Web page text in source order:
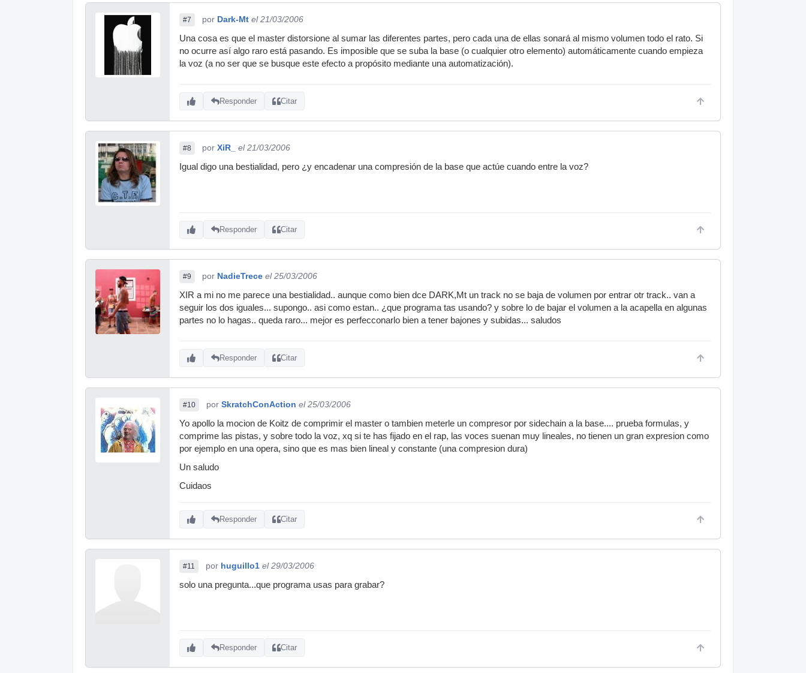
#7 por Dark-Mt el 21/03/2006
Una cosa es que el master distorsione al sumar las diferentes partes, pero cada una de ellas sonará al mismo volumen todo el rato. Si
no ocurre así algo raro está pasando. Es imposible que se suba la base (o cualquier otro elemento) automáticamente cuando empieza
la voz (a no ser que se busque este efecto a propósito mediante una automatización).
Responder Citar
#8 por XiR_
el 21/03/2006
Igual digo una bestialidad, pero ¿y encadenar una compresión de la base que actúe cuando entre la voz?
Responder Citar
#9 por NadieTrece el 25/03/2006
XIR a mi no me parece una bestialidad.. aunque como bien dce DARK,Mt un track no se baja de volumen por entrar otr track.. van a
seguir los dos iguales... supongo.. asi como estan.. ¿que programa tas usando? y sobre lo de bajar el volumen a la acapella en algunas
partes no lo hagas.. queda raro... mejor es perfecconarlo bien a tener bajones y subidas... saludos
Responder Citar
#10 por SkratchConAction el 25/03/2006
Yo apollo la mocion de Koitz de comprimir el master o tambien meterle un compresor por sidechain a la base.... prueba formulas, y
comprime las pistas, y sobre todo la voz, xq si te has fijado en el rap, las voces suenan muy lineales, no tienen un gran expresion como
por ejemplo en una opera, sino que es mas bien lineal y constante (una compresion dura)
Un saludo
Cuidaos
Responder Citar
#11 por huguillo1 el 29/03/2006
solo una pregunta...que programa usas para grabar?
Responder Citar